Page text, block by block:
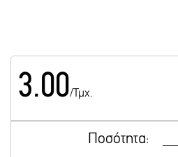
3.00/Τμχ.
Ποσότητα: